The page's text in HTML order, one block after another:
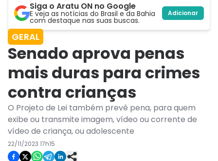
Siga o Aratu ON no Google
E veja as notícias do Brasil e da Bahia
com destaque nas suas buscas.
Adicionar
GERAL
Senado aprova penas
mais duras para crimes
contra crianças
O Projeto de Lei também prevê pena, para quem
exibe ou transmite imagem, vídeo ou corrente de
vídeo de criança, ou adolescente
22/11/2023 17h15